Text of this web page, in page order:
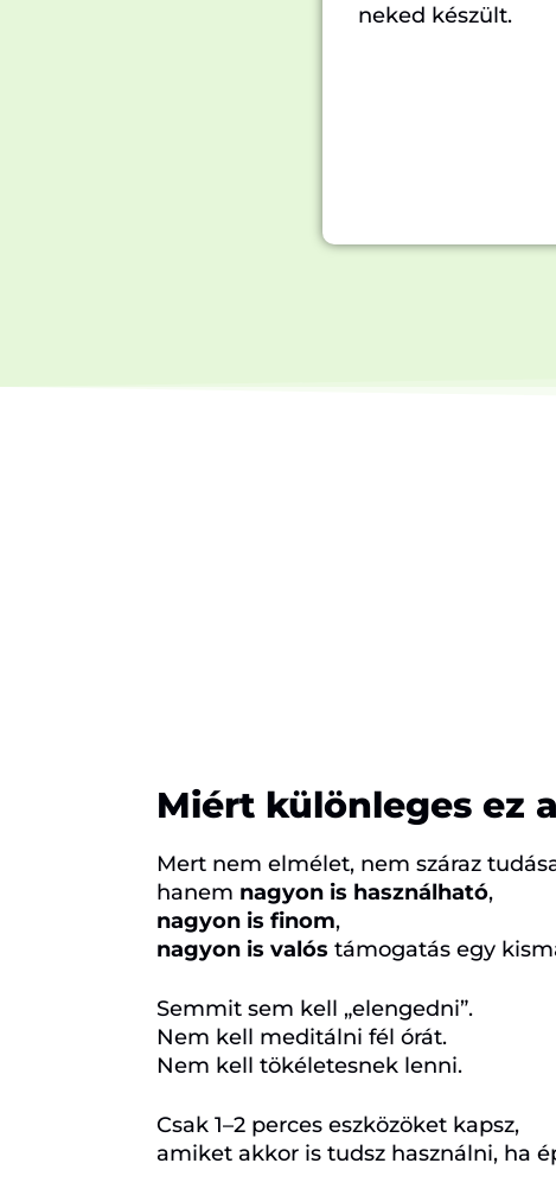
neked készült.
Miért különleges ez
Mert nem elmélet, nem száraz
hanem nagyon is használható,
nagyon is finom,
nagyon is valós támogatás egy
Semmit sem kell „elengedni”.
Nem kell meditálni fél órát.
Nem kell tökéletesnek lenni.
Csak 1–2 perces eszközöket kapsz,
amiket akkor is tudsz használni, ha